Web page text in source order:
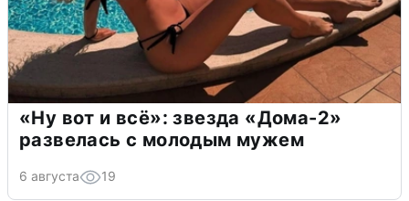
«Ну вот и всё»: звезда «Дома-2»
развелась с молодым мужем
6 августа 19